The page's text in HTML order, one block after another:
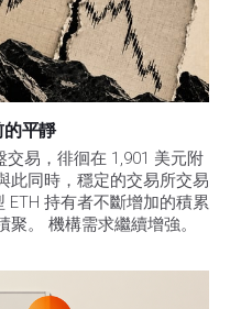
的平靜
易，徘徊在 1,901 美元附
此同時，穩定的交易所交易
ETH 持有者不斷增加的積累
。 機構需求繼續增強。